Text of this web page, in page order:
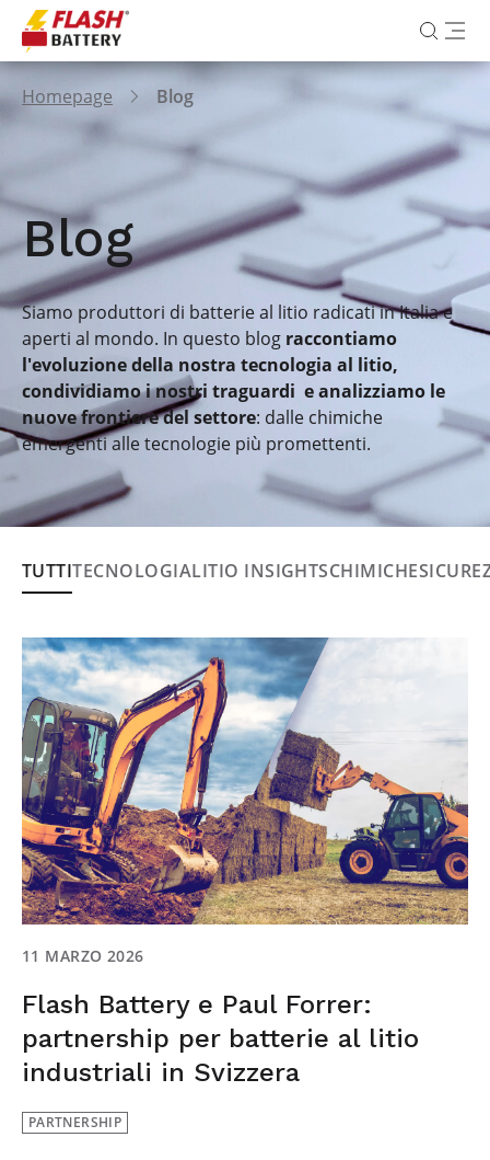
Homepage Blog
Blog
Siamo produttori di batterie al litio radicati in Italia e
aperti al mondo. In questo blog raccontiamo
l'evoluzione della nostra tecnologia al litio,
condividiamo i nostri traguardi e analizziamo le
nuove frontiere del settore: dalle chimiche
emergenti alle tecnologie più promettenti.
TUTTITECNOLOGIALITIO INSIGHTSCHIMICHE
11 MARZO 2026
Flash Battery e Paul Forrer:
partnership per batterie al litio
industriali in Svizzera
PARTNERSHIP